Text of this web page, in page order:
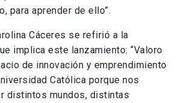
para aprender de ello”.
Cáceres se refirió a la
implica este lanzamiento: “Valoro
de innovación y emprendimiento
Católica porque nos
distintos mundos, distintas